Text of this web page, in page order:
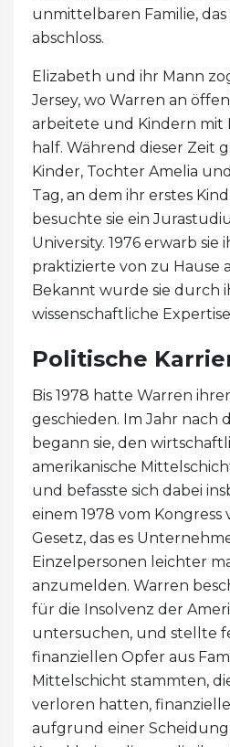
unmittelbaren Familie, das
abschloss.
Elizabeth und ihr Mann
Jersey, wo Warren an
arbeitete und Kindern mit
half. Während dieser Zeit
Kinder, Tochter Amelia
Tag, an dem ihr erstes
besuchte sie ein
University. 1976 erwarb sie
praktizierte von zu Hause
Bekannt wurde sie durch
wissenschaftliche
Politische
Bis 1978 hatte Warren
geschieden. Im Jahr nach
begann sie, den
amerikanische
und befasste sich dabei
einem 1978 vom Kongress
Gesetz, das es
Einzelpersonen leichter
anzumelden. Warren
für die Insolvenz der
untersuchen, und stellte
finanziellen Opfer aus
Mittelschicht stammten,
verloren hatten,
aufgrund einer